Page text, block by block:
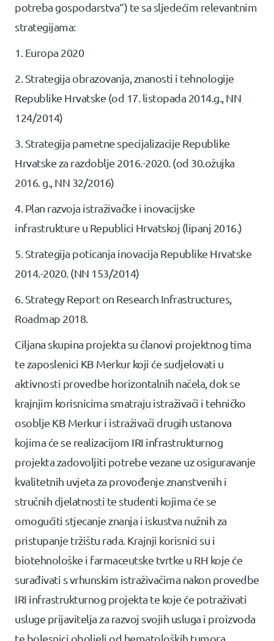
potreba gospodarstva“) te sa sljedećim relevantnim
strategijama:
1. Europa 2020
2. Strategija obrazovanja, znanosti i tehnologije
Republike Hrvatske (od 17. listopada 2014.g., NN
124/2014)
3. Strategija pametne specijalizacije Republike
Hrvatske za razdoblje 2016.-2020. (od 30.ožujka
2016. g., NN 32/2016)
4. Plan razvoja istraživačke i inovacijske
infrastrukture u Republici Hrvatskoj (lipanj 2016.)
5. Strategija poticanja inovacija Republike Hrvatske
2014.-2020. (NN 153/2014)
6. Strategy Report on Research Infrastructures,
Roadmap 2018.
Ciljana skupina projekta su članovi projektnog tima
te zaposlenici KB Merkur koji će sudjelovati u
aktivnosti provedbe horizontalnih načela, dok se
krajnjim korisnicima smatraju istraživači i tehničko
osoblje KB Merkur i istraživači drugih ustanova
kojima će se realizacijom IRI infrastrukturnog
projekta zadovoljiti potrebe vezane uz osiguravanje
kvalitetnih uvjeta za provođenje znanstvenih i
stručnih djelatnosti te studenti kojima će se
omogućiti stjecanje znanja i iskustva nužnih za
pristupanje tržištu rada. Krajnji korisnici su i
biotehnološke i farmaceutske tvrtke u RH koje će
surađivati s vrhunskim istraživačima nakon provedbe
IRI infrastrukturnog projekta te koje će potraživati
usluge prijavitelja za razvoj svojih usluga i proizvoda
te bolesnici oboljeli od hematoloških tumora,